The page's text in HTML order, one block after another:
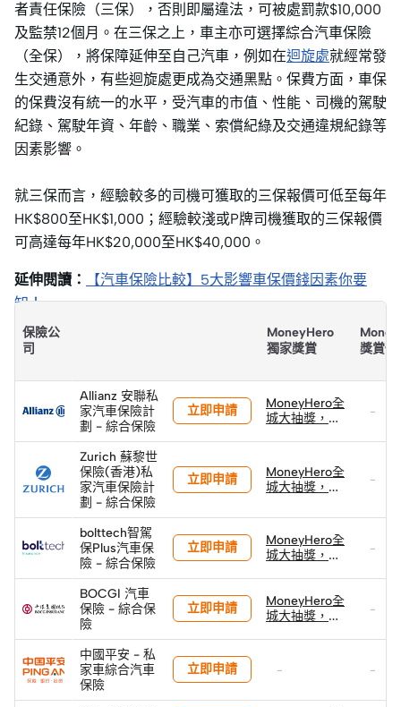
者責任保險（三保），否則即屬違法，可被處罰款$10,000
及監禁12個月。在三保之上，車主亦可選擇綜合汽車保險
（全保），將保障延伸至自己汽車，例如在迴旋處就經常發
生交通意外，有些迴旋處更成為交通黑點。保費方面，車保
的保費沒有統一的水平，受汽車的市值、性能、司機的駕駛
紀錄、駕駛年資、年齡、職業、索償紀綠及交通違規紀錄等
因素影響。
就三保而言，經驗較多的司機可獲取的三保報價可低至每年
HK$800至HK$1,000；經驗較淺或P牌司機獲取的三保報價
可高達每年HK$20,000至HK$40,000。
延伸閱讀：
【汽車保險比較】5大影響車保價錢因素你要
知！
保險公
司
MoneyHero
獨家獎賞
獎賞價
Allianz 安聯私
家汽車保險計
劃 - 綜合保險
立即申請
MoneyHero全
城大抽獎，投
及 總值港元
80萬+獎品!
-
Zurich 蘇黎世
保險(香港)私
家汽車保險計
劃 - 綜合保險
立即申請
MoneyHero全
城大抽獎，投
LBX Active+
及 總值港元
80萬+獎品!
-
bolttech智駕
保Plus汽車保
險 - 綜合保險
立即申請
MoneyHero全
城大抽獎，投
及 總值港元
80萬+獎品!
-
BOCGI 汽車
保險 - 綜合保
險
立即申請
MoneyHero全
城大抽獎，投
-
中國平安 - 私
家車綜合汽車
保險
立即申請 - -